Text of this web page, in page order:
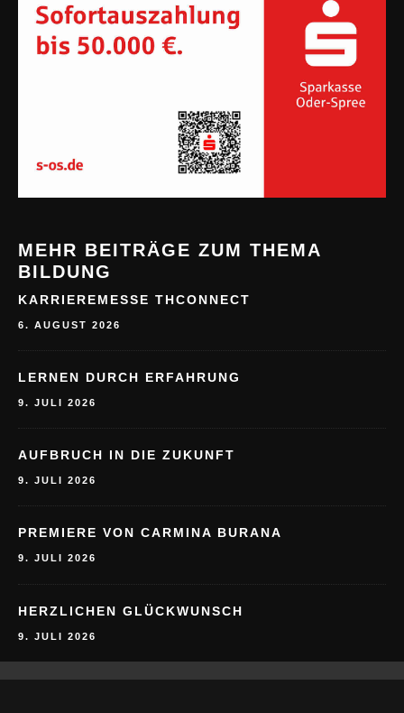
MEHR BEITRÄGE ZUM THEMA
BILDUNG
KARRIEREMESSE THCONNECT
6. AUGUST 2026
LERNEN DURCH ERFAHRUNG
9. JULI 2026
AUFBRUCH IN DIE ZUKUNFT
9. JULI 2026
PREMIERE VON CARMINA BURANA
9. JULI 2026
HERZLICHEN GLÜCKWUNSCH
9. JULI 2026